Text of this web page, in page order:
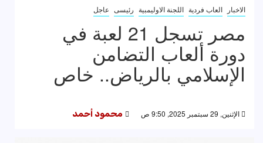
الاخبار العاب فردية اللجنة الاوليمبية رئيسى عاجل
مصر تسجل 21 لعبة في
دورة ألعاب التضامن
الإسلامي بالرياض.. خاص
الإثنين, 29 سبتمبر 2025, 9:50 ص محمود أحمد